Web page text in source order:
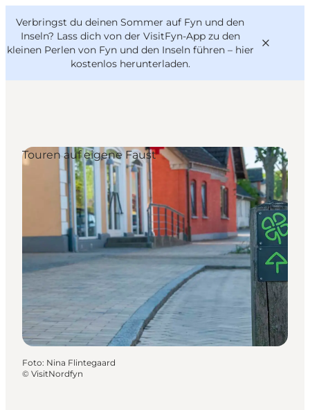
Verbringst du deinen Sommer auf Fyn und den
Inseln? Lass dich von der VisitFyn-App zu den
kleinen Perlen von Fyn und den Inseln führen – hier
kostenlos herunterladen.
Reise Ideen
Outdoor & bike
Essen & trinken
Übernachtung
VisitFyn
Deutsch
Touren auf eigene Faust
Foto: Nina Flintegaard
© VisitNordfyn